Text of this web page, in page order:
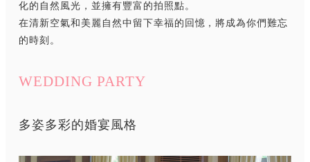
化的自然風光，並擁有豐富的拍照點。
在清新空氣和美麗自然中留下幸福的回憶，將成為你們難忘
的時刻。
WEDDING PARTY
多姿多彩的婚宴風格